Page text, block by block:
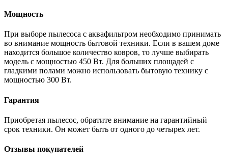
Мощность
При выборе пылесоса с аквафильтром необходимо принимать
во внимание мощность бытовой техники. Если в вашем доме
находится большое количество ковров, то лучше выбирать
модель с мощностью 450 Вт. Для больших площадей с
гладкими полами можно использовать бытовую технику с
мощностью 300 Вт.
Гарантия
Приобретая пылесос, обратите внимание на гарантийный
срок техники. Он может быть от одного до четырех лет.
Отзывы покупателей